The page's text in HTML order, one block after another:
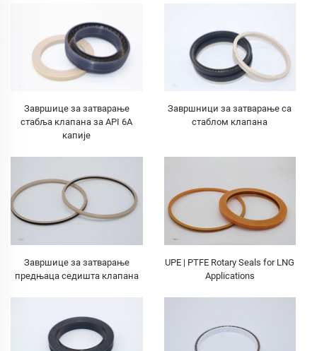
Завршице за затварање
стабља клапана за API 6A
капије
Завршници за затварање са
стаблом клапана
Завршице за затварање
предњаца седишта клапана
UPE | PTFE Rotary Seals for LNG
Applications